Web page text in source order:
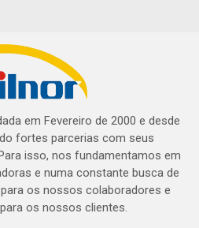
em Fevereiro de 2000 e desde
fortes parcerias com seus
isso, nos fundamentamos em
e numa constante busca de
os nossos colaboradores e
os nossos clientes.